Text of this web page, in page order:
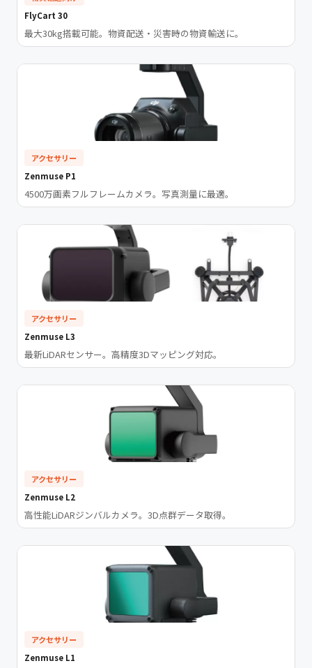
FlyCart 30
最大30kg搭載可能。物資配送・災害時の物資輸送に。
アクセサリー
Zenmuse P1
4500万画素フルフレームカメラ。写真測量に最適。
アクセサリー
Zenmuse L3
最新LiDARセンサー。高精度3Dマッピング対応。
アクセサリー
Zenmuse L2
高性能LiDARジンバルカメラ。3D点群データ取得。
アクセサリー
Zenmuse L1